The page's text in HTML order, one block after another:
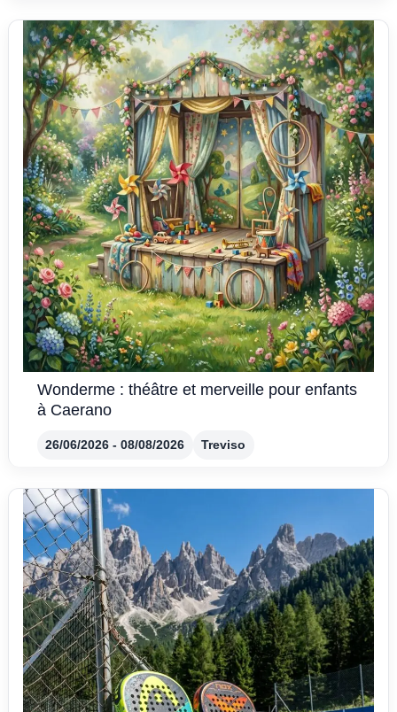
Wonderme : théâtre et merveille pour enfants
à Caerano
26/06/2026 - 08/08/2026 Treviso